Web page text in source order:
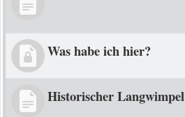
Was habe ich hier?
Historischer Langwimpel